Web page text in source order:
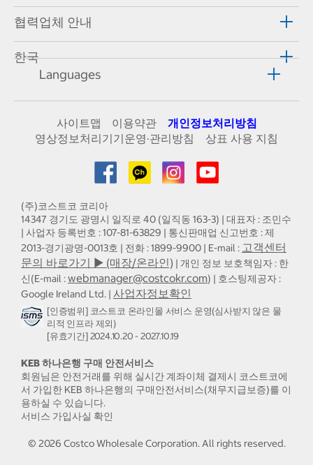
협력업체 안내
한국
Languages
사이트맵 이용약관
개인정보처리방침
영상정보처리기기운영·관리방침
상표 사용 지침
(주)코스트코 코리아
14347 경기도 광명시 일직로 40 (일직동 163-3) | 대표자 : 조민수
| 사업자 등록번호 : 107-81-63829 | 통신판매업 신고번호 : 제
2013-경기광명-0013호 | 전화 : 1899-9900 | E-mail : 고객센터
문의 바로가기 ▶ (매장/온라인) | 개인 정보 보호책임자 : 한
신(E-mail :webmanager@costcokr.com) | 호스팅제공자 :
Google Ireland Ltd. | 사업자정보확인
[인증범위] 코스트코 온라인몰 서비스 운영(심사받지 않은 물
리적 인프라 제외)
[유효기간] 2024.10.20 - 2027.10.19
KEB 하나은행 구매 안전서비스
회원님은 안전거래를 위해 실시간 계좌이체 결제시 코스트코에
서 가입한 KEB 하나은행의 구매안전서비스(채무지급보증)를 이
용하실 수 있습니다.
서비스 가입사실 확인
© 2026 Costco Wholesale Corporation.All rights reserved.